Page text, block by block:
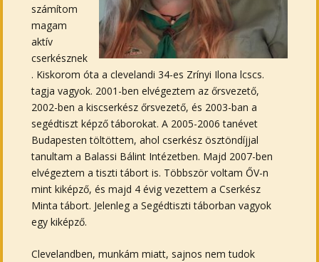
számítom
magam
aktív
cserkésznek
. Kiskorom óta a clevelandi 34-es Zrínyi Ilona lcscs.
tagja vagyok. 2001-ben elvégeztem az őrsvezető,
2002-ben a kiscserkész őrsvezető, és 2003-ban a
segédtiszt képző táborokat. A 2005-2006 tanévet
Budapesten töltöttem, ahol cserkész ösztöndíjjal
tanultam a Balassi Bálint Intézetben. Majd 2007-ben
elvégeztem a tiszti tábort is. Többször voltam ŐV-n
mint kiképző, és majd 4 évig vezettem a Cserkész
Minta tábort. Jelenleg a Segédtiszti táborban vagyok
egy kiképző.
Clevelandben, munkám miatt, sajnos nem tudok